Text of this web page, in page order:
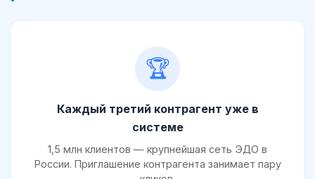
🏆
Каждый третий контрагент уже в
системе
1,5 млн клиентов — крупнейшая сеть ЭДО в
России. Приглашение контрагента занимает пару